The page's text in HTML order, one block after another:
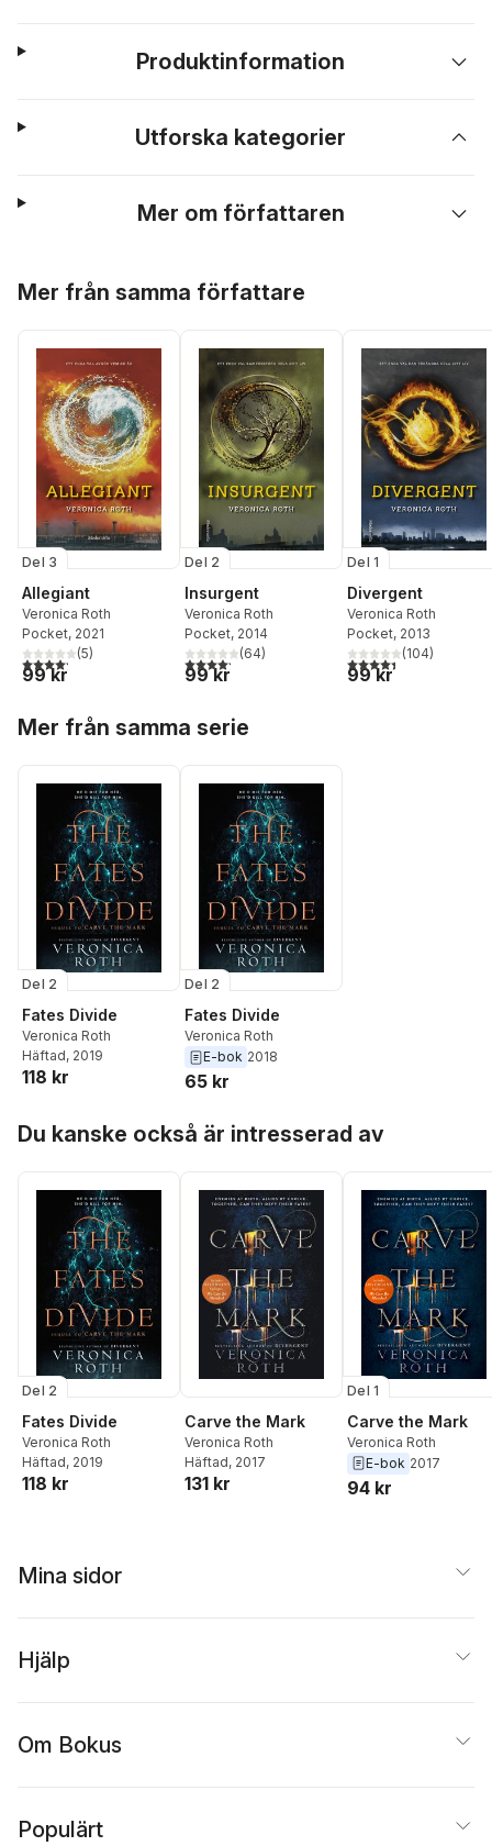
Produktinformation
Utforska kategorier
Mer om författaren
Mer från samma författare
Del 3
Allegiant
Veronica Roth
Pocket, 2021
4,2utav 5 stjärnor. Totalt antal röster:
(5)
99 kr
Del 2
Insurgent
Veronica Roth
Pocket, 2014
4,2utav 5 stjärnor. Totalt antal röster:
(64)
99 kr
Del 1
Divergent
Veronica Roth
Pocket, 2013
4,4utav 5 stjärnor.
(104)
99 kr
Mer från samma serie
Del 2
Fates Divide
Veronica Roth
Häftad, 2019
118 kr
Del 2
Fates Divide
Veronica Roth
E-bok 2018
65 kr
Du kanske också är intresserad av
Del 2
Fates Divide
Veronica Roth
Häftad, 2019
118 kr
Carve the Mark
Veronica Roth
Häftad, 2017
131 kr
Del 1
Carve the Mark
Veronica Roth
E-bok 2017
94 kr
Mina sidor
Hjälp
Om Bokus
Populärt